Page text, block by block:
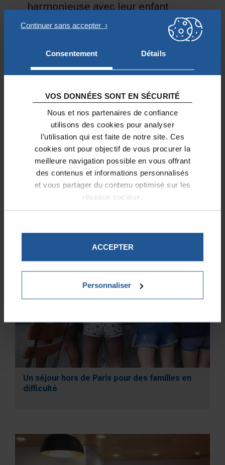
Consentement Détails
VOS DONNÉES SONT EN SÉCURITÉ
Nous et nos partenaires de confiance
utilisons des cookies pour analyser
l’utilisation qui est faite de notre site. Ces
cookies ont pour objectif de vous procurer la
meilleure navigation possible en vous offrant
des contenus et informations personnalisés
et vous partager du contenu optimisé sur les
réseaux sociaux.
Plus d'informations sur la protection de
ACCEPTER
Personnaliser
harmonieuse avec leur enfant
et d’acquérir de l’autonomie dans la
vie quotidienne.
étrangères, souvent sans-papiers,
en très grande précarité,avec leur(s)
temps qu’elles puissent régulariser
leur situation et se former… pour
prendre ensuite leur indépendance.
DERNIERS PROJETS SOUTENUS
Un séjour hors de Paris pour des familles en
difficulté